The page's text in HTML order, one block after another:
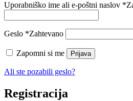
Uporabniško ime ali e-poštni naslov *
Geslo *Zahtevano
Zapomni si me Prijava
Ali ste pozabili geslo?
Registracija